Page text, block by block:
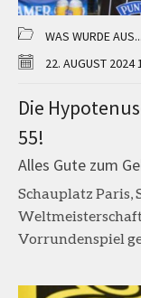
WAS WURDE
22. AUGUST 2024
Die
55!
Alles Gute zum
Schauplatz Paris,
Vorrundenspiel